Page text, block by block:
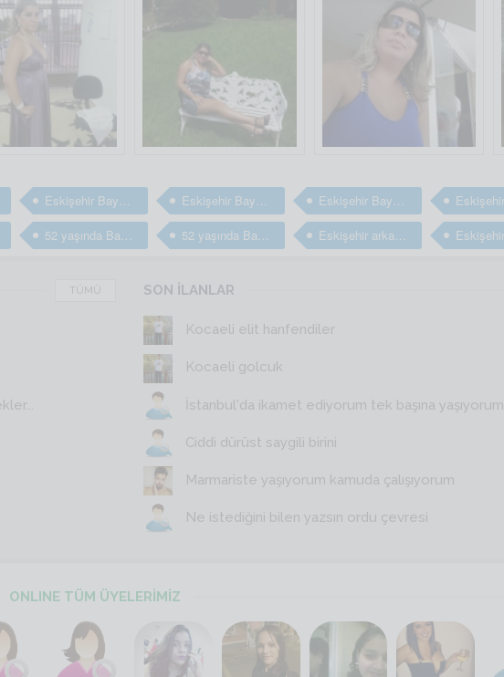
Eskişehir Bayan arkadaş Eskişehir Bayan arkadaş arıyorum Eskişehir Bayan arkadaş arıyorum
52 yaşında Bayan arkadaş 52 yaşında Bayan arkadaş Eskişehir arkadaşlık sitesi
TÜMÜ SON İLANLAR
Kocaeli elit hanfendiler
Kocaeli golcuk
İstanbul'da ikamet ediyorum tek başına yaşıyorum
Ciddi dürüst saygili birini
Marmariste yaşıyorum kamuda çalışıyorum
Ne istediğini bilen yazsın ordu çevresi
ONLINE TÜM ÜYELERİMİZ